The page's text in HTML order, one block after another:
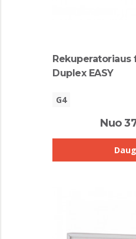
Rekuperatoriaus
Duplex EASY
G4
Nuo